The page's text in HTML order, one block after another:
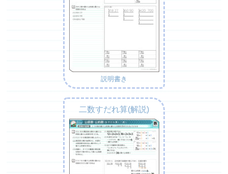
説明書き
二数すだれ算(解説)